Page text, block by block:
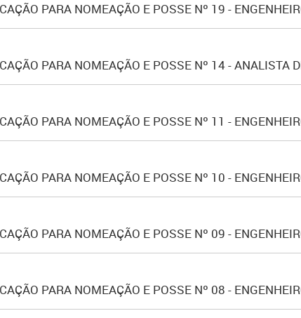
PARA NOMEAÇÃO E POSSE Nº 19 -
PARA NOMEAÇÃO E POSSE Nº 14 -
PARA NOMEAÇÃO E POSSE Nº 11 -
PARA NOMEAÇÃO E POSSE Nº 10 -
PARA NOMEAÇÃO E POSSE Nº 09 -
PARA NOMEAÇÃO E POSSE Nº 08 -